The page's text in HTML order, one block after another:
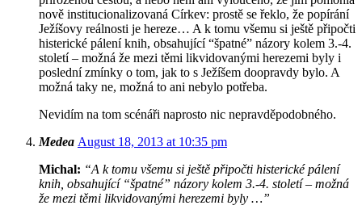
nově institucionalizovaná Církev: prostě se řeklo, že popírání
Ježíšovy reálnosti je hereze… A k tomu všemu si ještě připočti
histerické pálení knih, obsahující “špatné” názory kolem 3.-4.
století – možná že mezi těmi likvidovanými herezemi byly i
poslední zmínky o tom, jak to s Ježíšem doopravdy bylo. A
možná taky ne, možná to ani nebylo potřeba.
Nevidím na tom scénáři naprosto nic nepravděpodobného.
Medea August 18, 2013 at 10:35 pm
Michal: “A k tomu všemu si ještě připočti histerické pálení
knih, obsahující “špatné” názory kolem 3.-4. století – možná
že mezi těmi likvidovanými herezemi byly …”